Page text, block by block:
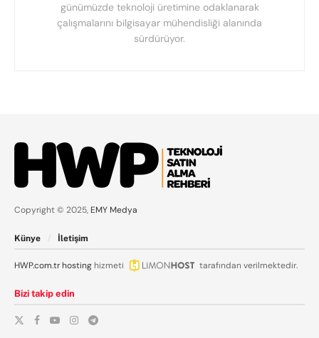
günümüzde teknoloji üretimine odaklanarak
çalışmalarını bilgisayar mühendisliği alanında
sürdürüyor.
Copyright © 2025, EMY Medya
Künye İletişim
HWP.com.trhosting hizmeti tarafından verilmektedir.
Bizi takip edin